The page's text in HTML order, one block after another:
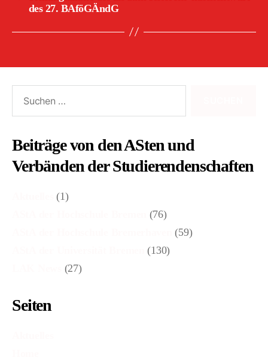
des 27. BAföGÄndG
nach:
Beiträge von den ASten und
Verbänden der Studierendenschaften
(1)
(76)
(59)
(130)
(27)
Seiten